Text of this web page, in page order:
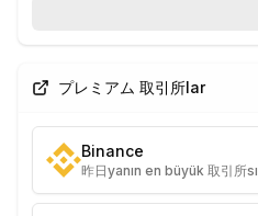
プレミアム 取引所lar
Binance
昨日yanın en büyük 取引所sı